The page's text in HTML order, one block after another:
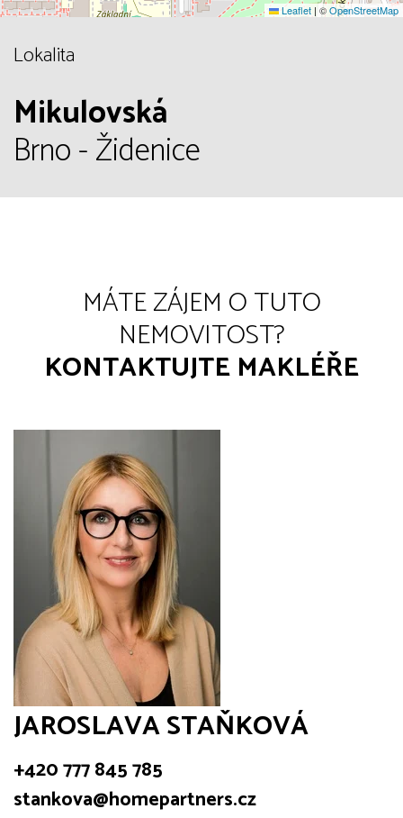
Leaflet | ©OpenStreetMap
Lokalita
Mikulovská
Brno - Židenice
MÁTE ZÁJEM O TUTO
NEMOVITOST?
KONTAKTUJTE MAKLÉŘE
JAROSLAVA STAŇKOVÁ
+420 777 845 785
stankova@homepartners.cz